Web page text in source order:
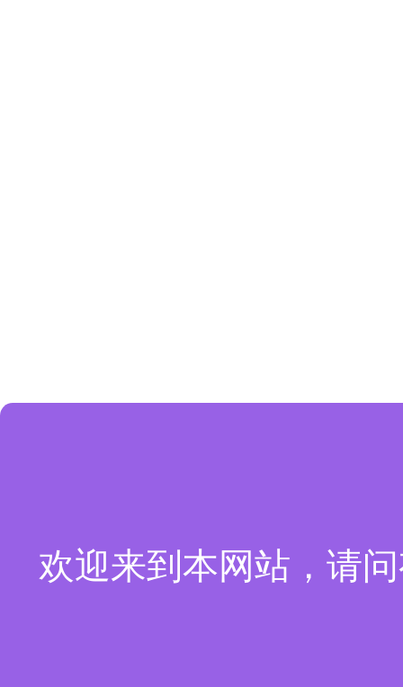
欢迎来到本网站，请